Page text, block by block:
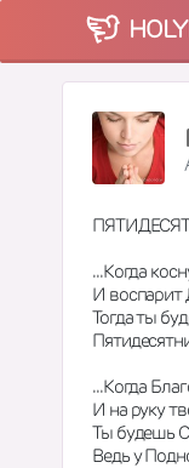
HOLY
...Когда
И
Тогда ты
...Когда
И на руку
Ты будешь
Ведь у